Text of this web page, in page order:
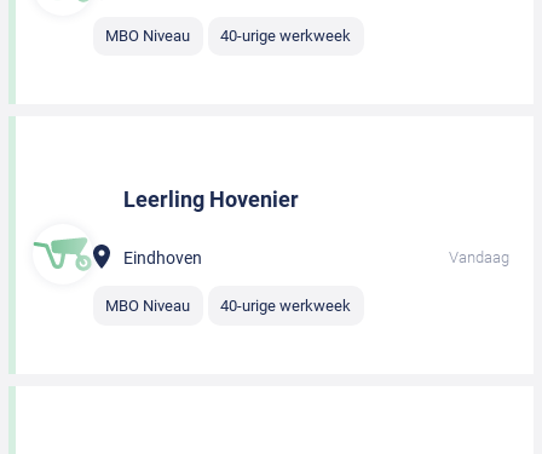
MBO Niveau 40-urige werkweek
Leerling Hovenier
Eindhoven Vandaag
MBO Niveau 40-urige werkweek